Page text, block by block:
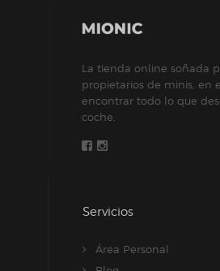
La tienda online soñada
propietarios de minis, en
encontrar todo lo que
coche.
Servicios
Área Personal